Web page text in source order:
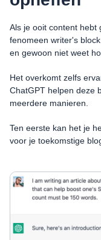
Als je ooit content hebt
fenomeen writer's
en gewoon niet weet
Het overkomt zelfs
ChatGPT helpen deze
meerdere manieren.
Ten eerste kan het je
voor je toekomstige